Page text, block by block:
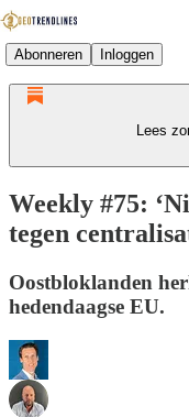
Abonneren Inloggen
Lees
Weekly #75:
tegen
Oostbloklanden
hedendaagse EU.